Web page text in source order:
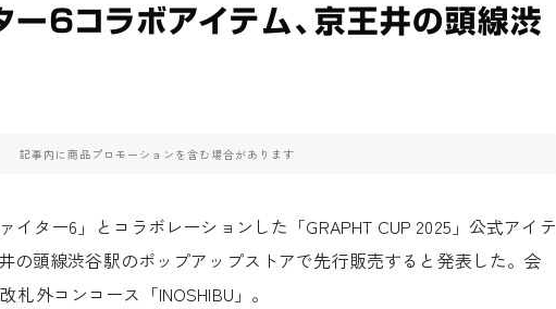
ー6コラボアイテム、京王井の頭線渋
記事内に商品プロモーションを含む場合があります
イター6」とコラボレーションした「GRAPHT CUP 2025」公式アイテ
の頭線渋谷駅のポップアップストアで先行販売すると発表した。会
外コンコース「INOSHIBU」。